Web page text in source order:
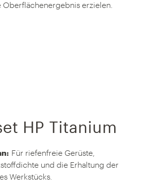
erzielen.
HP Titanium
Für riefenfreie Gerüste,
und die Erhaltung der
Werkstücks.